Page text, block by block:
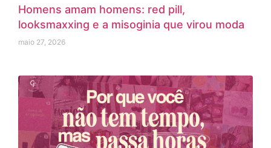
Homens amam homens: red pill,
looksmaxxing e a misoginia que virou moda
maio 27, 2026